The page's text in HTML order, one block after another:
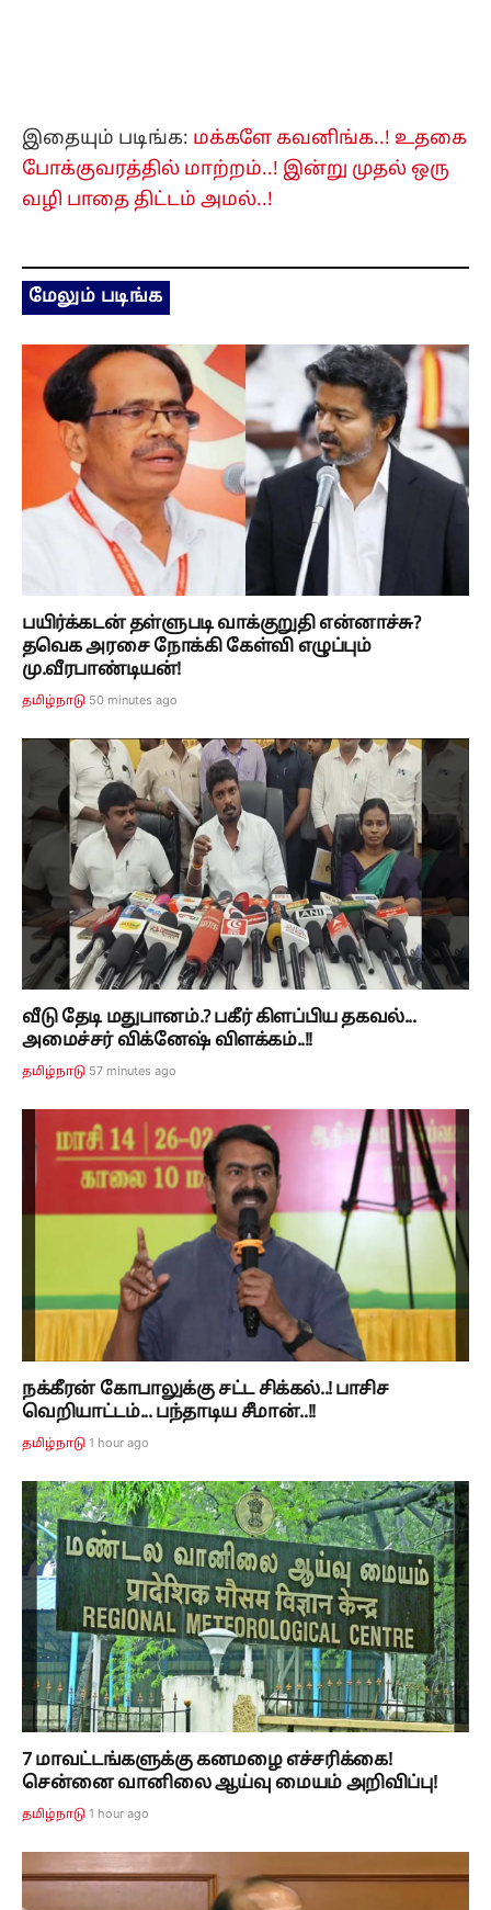
இதையும் படிங்க: மக்களே கவனிங்க..! உதகை
போக்குவரத்தில் மாற்றம்..! இன்று முதல் ஒரு
வழி பாதை திட்டம் அமல்..!
மேலும் படிங்க
பயிர்க்கடன் தள்ளுபடி வாக்குறுதி என்னாச்சு?
தவெக அரசை நோக்கி கேள்வி எழுப்பும்
மு.வீரபாண்டியன்!
தமிழ்நாடு 50 minutes ago
வீடு தேடி மதுபானம்.? பகீர் கிளப்பிய தகவல்...
அமைச்சர் விக்னேஷ் விளக்கம்..!!
தமிழ்நாடு 57 minutes ago
நக்கீரன் கோபாலுக்கு சட்ட சிக்கல்..! பாசிச
வெறியாட்டம்... பந்தாடிய சீமான்..!!
தமிழ்நாடு 1 hour ago
7 மாவட்டங்களுக்கு கனமழை எச்சரிக்கை!
சென்னை வானிலை ஆய்வு மையம் அறிவிப்பு!
தமிழ்நாடு 1 hour ago